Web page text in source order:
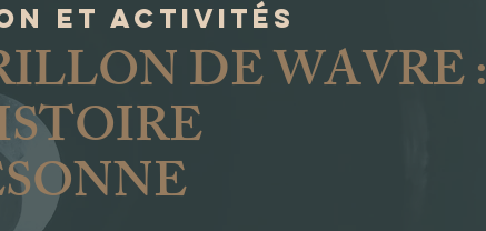
et activités
DE WAVRE :